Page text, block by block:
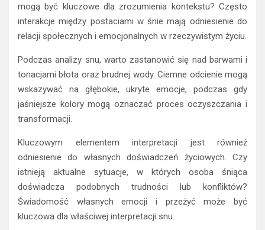
mogą być kluczowe dla zrozumienia kontekstu? Często
interakcje między postaciami w śnie mają odniesienie do
relacji społecznych i emocjonalnych w rzeczywistym życiu.
Podczas analizy snu, warto zastanowić się nad barwami i
tonacjami błota oraz brudnej wody. Ciemne odcienie mogą
wskazywać na głębokie, ukryte emocje, podczas gdy
jaśniejsze kolory mogą oznaczać proces oczyszczania i
transformacji.
Kluczowym elementem interpretacji jest również
odniesienie do własnych doświadczeń życiowych. Czy
istnieją aktualne sytuacje, w których osoba śniąca
doświadcza podobnych trudności lub konfliktów?
Świadomość własnych emocji i przeżyć może być
kluczowa dla właściwej interpretacji snu.